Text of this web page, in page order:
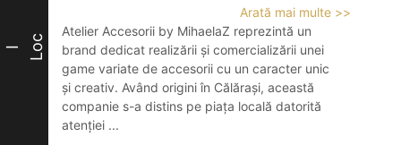
I Loc
Arată mai multe >>
Atelier Accesorii by MihaelaZ reprezintă un
brand dedicat realizării și comercializării unei
game variate de accesorii cu un caracter unic
și creativ. Având origini în Călărași, această
companie s-a distins pe piața locală datorită
atenției ...